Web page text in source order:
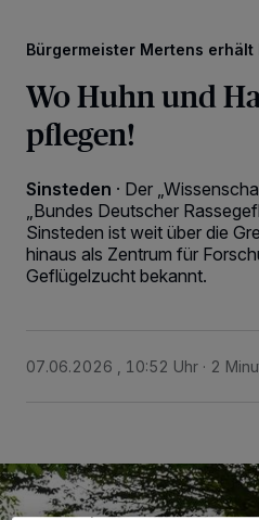
Bürgermeister Mertens erhält
Wo Huhn und
pflegen!
Sinsteden · Der
„Bundes Deutscher
Sinsteden ist weit über die
hinaus als Zentrum für
Geflügelzucht bekannt.
07.06.2026 , 10:52 Uhr 2
wie Browserdaten oder eindeutige
Zwecke. Wenn Tracker deaktiviert sind,
möglicherweise nicht mehr so relevant für
wieder aufrufen, um Ihre Einstellungen zu
widerrufen, indem Sie auf den Link